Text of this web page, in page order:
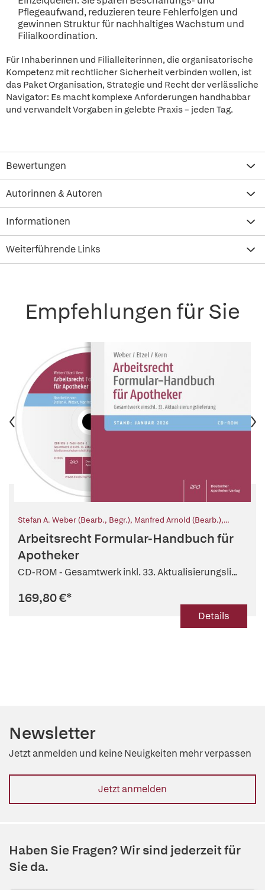
Pflegeaufwand, reduzieren teure Fehlerfolgen und
gewinnen Struktur für nachhaltiges Wachstum und
Filialkoordination.
Für Inhaberinnen und Filialleiterinnen, die organisatorische
Kompetenz mit rechtlicher Sicherheit verbinden wollen, ist
das Paket Organisation, Strategie und Recht der verlässliche
Navigator: Es macht komplexe Anforderungen handhabbar
und verwandelt Vorgaben in gelebte Praxis – jeden Tag.
Bewertungen
Autorinnen & Autoren
Informationen
Weiterführende Links
Empfehlungen für Sie
Stefan A. Weber (Bearb., Begr.), Manfred Arnold (Bearb.),
Hartmann (Mitarb.),Andreas Nörr (Mitarb.)
Arbeitsrecht Formular-Handbuch für
Apotheker
CD-ROM - Gesamtwerk inkl. 33. Aktualisierungsli...
169,80 €*
Details
Newsletter
Jetzt anmelden und keine Neuigkeiten mehr verpassen
Jetzt anmelden
Haben Sie Fragen? Wir sind jederzeit für
Sie da.